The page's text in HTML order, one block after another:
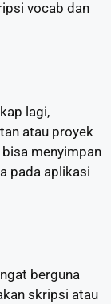
vocab dan
lagi,
atau proyek
menyimpan
pada aplikasi
berguna
skripsi atau